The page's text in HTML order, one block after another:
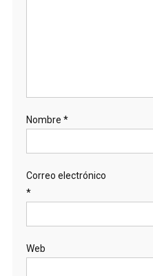
Nombre *
Correo electrónico
*
Web